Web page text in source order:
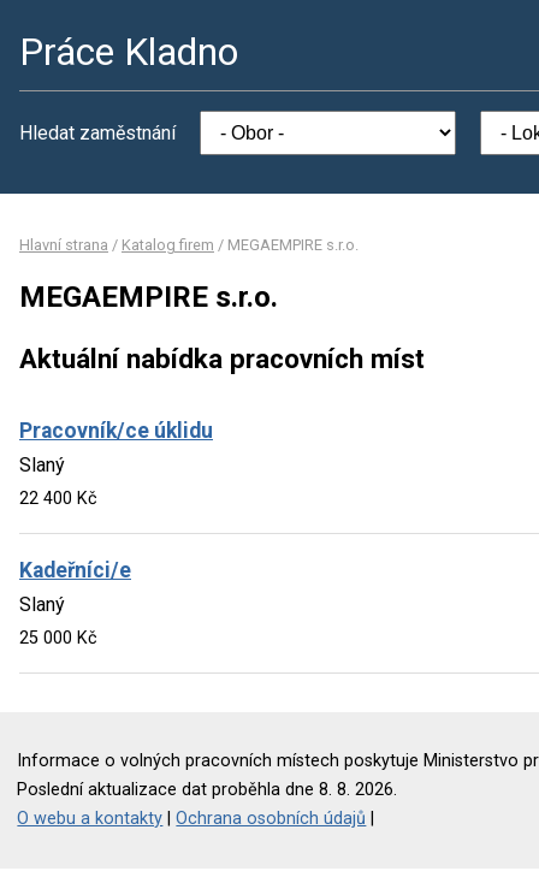
Práce Kladno
Hledat zaměstnání
Hlavní strana / Katalog firem / MEGAEMPIRE s.r.o.
MEGAEMPIRE s.r.o.
Aktuální nabídka pracovních míst
Pracovník/ce úklidu
Slaný
22 400 Kč
Kadeřníci/e
Slaný
25 000 Kč
Informace o volných pracovních místech poskytuje Ministerstvo
Poslední aktualizace dat proběhla dne 8. 8. 2026.
O webu a kontakty |Ochrana osobních údajů